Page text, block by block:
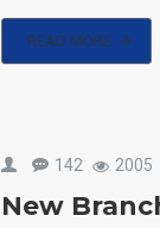
READ MORE
142 2005
New